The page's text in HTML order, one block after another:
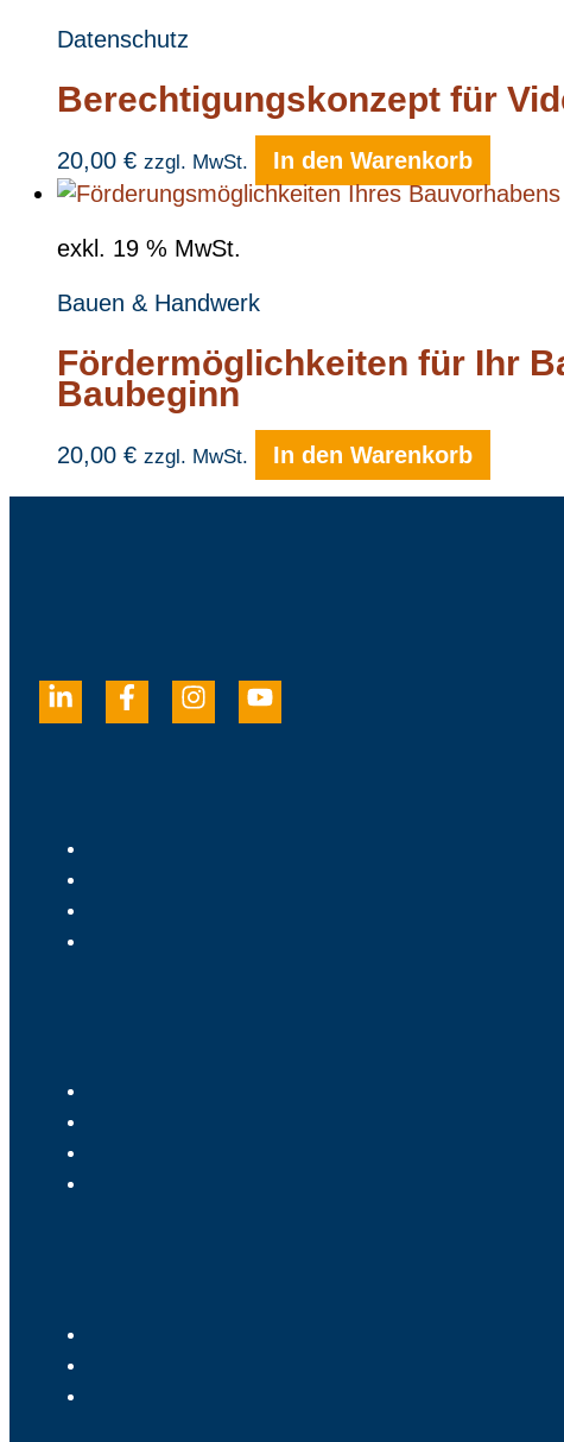
Datenschutz
Berechtigungskonzept für
20,00 € zzgl. MwSt. In den Warenkorb
exkl. 19 % MwSt.
Bauen & Handwerk
Fördermöglichkeiten für Ihr
Baubeginn
20,00 € zzgl. MwSt. In den Warenkorb